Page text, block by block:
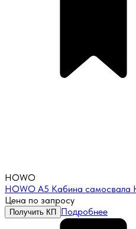
HOWO
HOWO A5 Кабина самосвала
Цена по запросу
Получить КП Подробнее